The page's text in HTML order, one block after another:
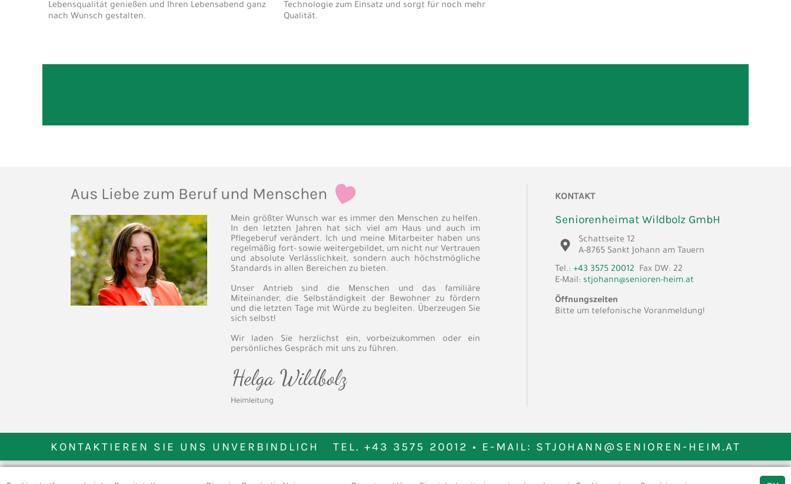
Lebensqualität genießen und Ihren Lebensabend ganz
nach Wunsch gestalten.
Technologie zum Einsatz und sorgt für noch mehr
Qualität.
Aus Liebe zum Beruf und Menschen
Mein größter Wunsch war es immer den Menschen zu helfen.
In den letzten Jahren hat sich viel am Haus und auch im
Pflegeberuf verändert. Ich und meine Mitarbeiter haben uns
regelmäßig fort- sowie weitergebildet, um nicht nur Vertrauen
und absolute Verlässlichkeit, sondern auch höchstmögliche
Standards in allen Bereichen zu bieten.
Unser Antrieb sind die Menschen und das familiäre
Miteinander, die Selbständigkeit der Bewohner zu fördern
und die letzten Tage mit Würde zu begleiten. Überzeugen Sie
sich selbst!
Wir laden Sie herzlichst ein, vorbeizukommen oder ein
persönliches Gespräch mit uns zu führen.
Heimleitung
KONTAKT
Seniorenheimat Wildbolz GmbH
Schattseite 12
A-8765 Sankt Johann am Tauern
Tel.: +43 3575 20012 Fax DW: 22
E-Mail: stjohann@senioren-heim.at
Öffnungszeiten
Bitte um telefonische Voranmeldung!
KONTAKTIEREN SIE UNS UNVERBINDLICH TEL. +43 3575 20012 • E-MAIL: STJOHANN@SENIOREN-HEIM.AT